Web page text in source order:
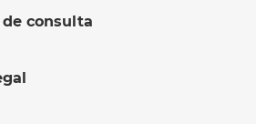
consulta